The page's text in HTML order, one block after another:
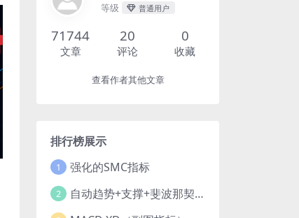
等级 普通用户
71744
文章
20
评论
0
收藏
查看作者其他文章
排行榜展示
1 强化的SMC指标
2 自动趋势+支撑+斐波那契+箱体